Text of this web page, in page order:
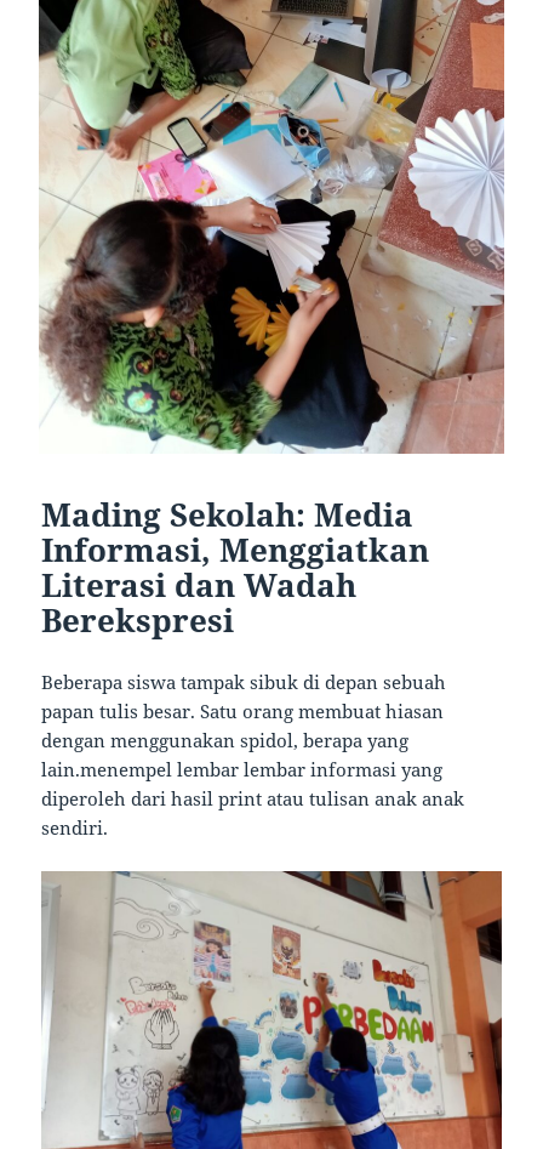
Mading Sekolah: Media
Informasi, Menggiatkan
Literasi dan Wadah
Berekspresi
Beberapa siswa tampak sibuk di depan sebuah
papan tulis besar. Satu orang membuat hiasan
dengan menggunakan spidol, berapa yang
lain.menempel lembar lembar informasi yang
diperoleh dari hasil print atau tulisan anak anak
sendiri.